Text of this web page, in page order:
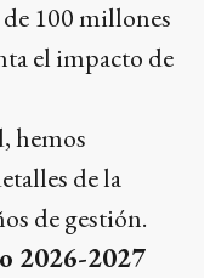
100 millones
el impacto de
hemos
de la
de gestión.
2026-2027